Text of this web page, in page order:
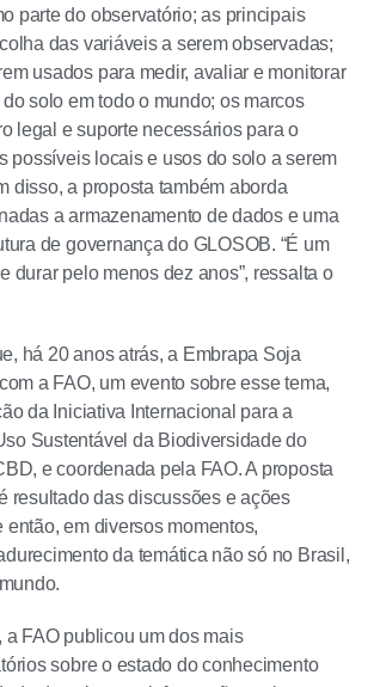
parte do observatório; as principais
das variáveis a serem observadas;
usados para medir, avaliar e monitorar
solo em todo o mundo; os marcos
legal e suporte necessários para o
possíveis locais e usos do solo a serem
disso, a proposta também aborda
a armazenamento de dados e uma
de governança do GLOSOB. “É um
durar pelo menos dez anos”, ressalta o
há 20 anos atrás, a Embrapa Soja
a FAO, um evento sobre esse tema,
da Iniciativa Internacional para a
Sustentável da Biodiversidade do
e coordenada pela FAO. A proposta
resultado das discussões e ações
então, em diversos momentos,
da temática não só no Brasil,
a FAO publicou um dos mais
sobre o estado do conhecimento